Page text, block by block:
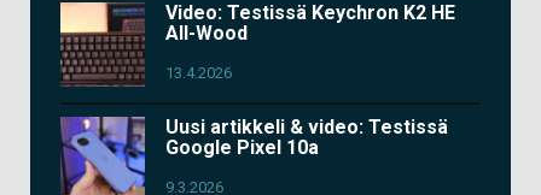
Video: Testissä Keychron K2 HE
All-Wood
13.4.2026
Uusi artikkeli & video: Testissä
Google Pixel 10a
9.3.2026